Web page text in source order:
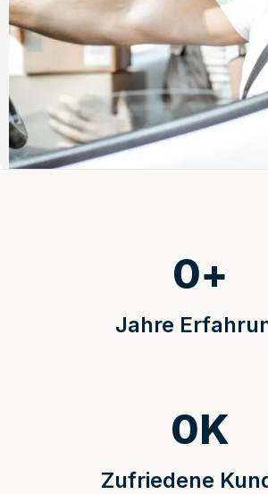
Jahre
0+
Zufriedene
0K